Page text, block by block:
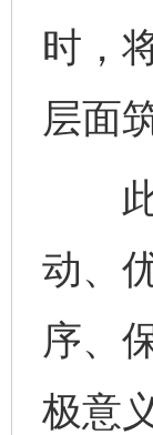
时，
层面
此
动、
序、
极意